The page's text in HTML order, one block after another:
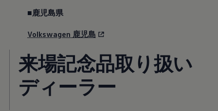
■鹿児島県
Volkswagen 鹿児島
来場記念品取り扱い
ディーラー